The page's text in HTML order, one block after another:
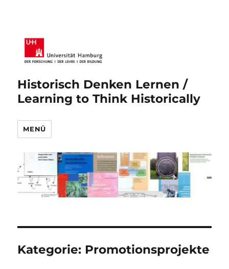
Historisch Denken Lernen /
Learning to Think Historically
MENÜ
Kategorie: Promotionsprojekte